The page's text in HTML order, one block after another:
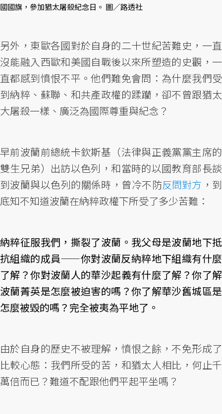
國國旗，參加猶太屠殺紀念日。 圖／路透社
另外，東歐各國對於自身的二十世紀苦難史，一直
沒能融入西歐和美國自戰後以來所塑造的史觀，一
直都感到憤恨不平。他們難免會問：為什麼我們受
到納粹、蘇聯、和共產政權的蹂躪，卻不曾跟猶太
大屠殺一樣、廣泛為國際尊重與紀念？
早前波蘭前總統卡欽斯基（法律與正義黨黨主席的
雙生兄弟）出訪以色列，和當時的以國教育部長談
到波蘭與以色列的關係時，曾冷不防反問對方 ，到
底知不知道波蘭在納粹政權下所受了多少苦難：
納粹征服我們，撕裂了波蘭。我父母是波蘭地下抵
抗組織的成員——你對波蘭反納粹地下組織有什麼
了解？你對波蘭人的華沙起義有什麼了解？你了解
波蘭菁英是怎麼被迫害的嗎？你了解華沙舊城區是
怎麼被毀的嗎？完全被夷為平地了。
由於自身的歷史不被理解，憤恨之餘，不免形成了
比較心態：我們所受的苦，和猶太人相比，何止千
萬倍而已？難道不配跟他們平起平坐嗎？